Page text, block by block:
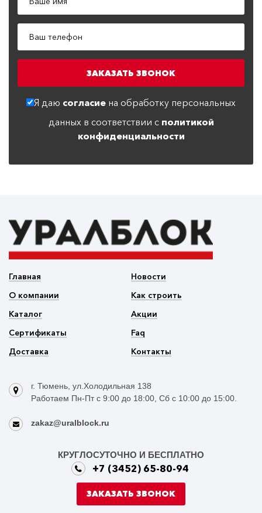
Я даю согласие на обработку персональных
данных в соответствии с политикой
конфиденциальности
Главная
О компании
Каталог
Сертификаты
Доставка
Новости
Как строить
Акции
Faq
Контакты
г. Тюмень, ул.Холодильная 138
Работаем Пн-Пт с 9:00 до 18:00, Сб с 10:00 до 15:00.
zakaz@uralblock.ru
КРУГЛОСУТОЧНО И БЕСПЛАТНО
+7 (3452) 65-80-94
ЗАКАЗАТЬ ЗВОНОК